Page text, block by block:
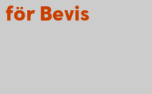
för Bevis